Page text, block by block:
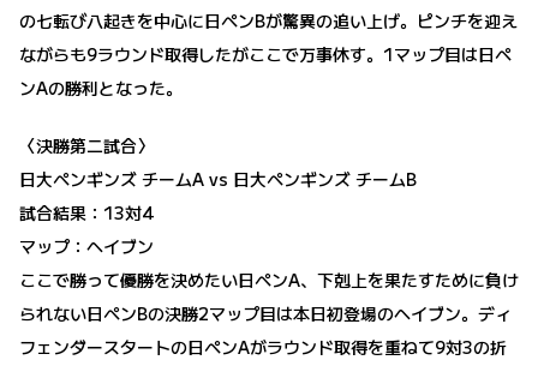
の七転び八起きを中心に日ペンBが驚異の追い上げ。ピンチを迎え
ながらも9ラウンド取得したがここで万事休す。1マップ目は日ペ
ンAの勝利となった。
〈決勝第二試合〉
日大ペンギンズ チームA vs 日大ペンギンズ チームB
試合結果：13対4
マップ：ヘイブン
ここで勝って優勝を決めたい日ペンA、下剋上を果たすために負け
られない日ペンBの決勝2マップ目は本日初登場のヘイブン。ディ
フェンダースタートの日ペンAがラウンド取得を重ねて9対3の折